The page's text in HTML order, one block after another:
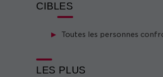
CIBLES
Toutes les personnes
LES PLUS